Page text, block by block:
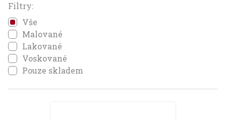
Filtry:
Vše
Malované
Lakované
Voskované
Pouze skladem